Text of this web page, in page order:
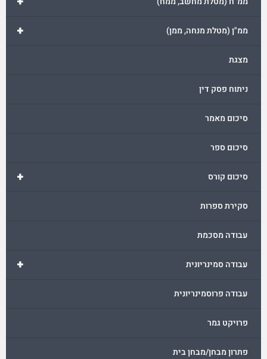
+ ממ"ן (מטלת מנחה, ממן)
מצגת
ניתוח פסק דין
סיכום מאמר
סיכום ספר
+ סיכום קורס
סקירת ספרות
עבודה מסכמת
+ עבודה סמינריונית
עבודה פרוסמינריונית
פרויקט גמר
פתרון מבחן/מבחן בית